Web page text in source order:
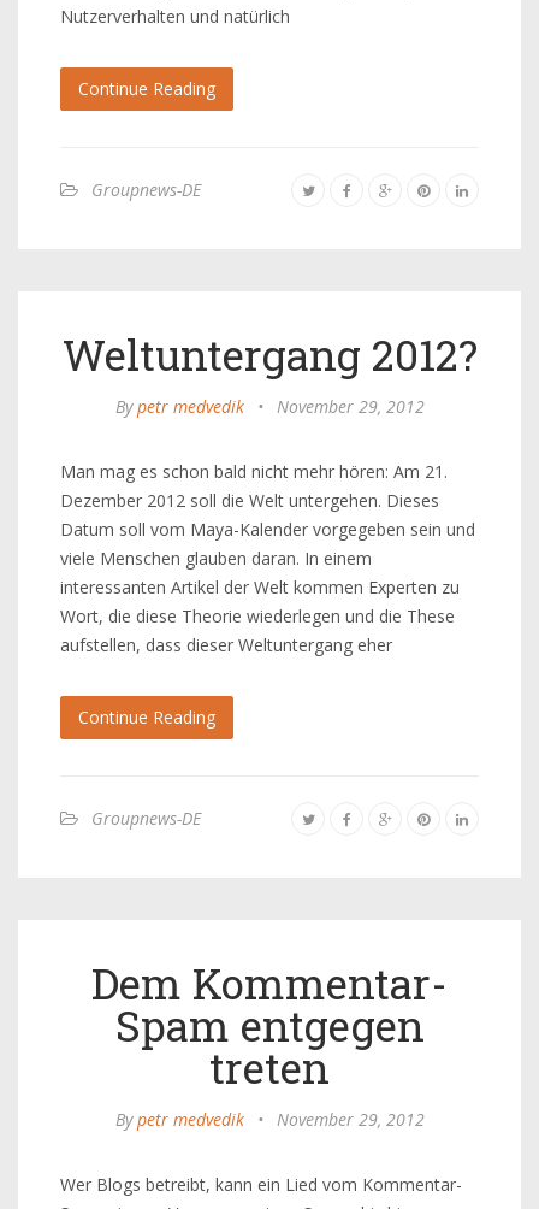
Nutzerverhalten und natürlich
Continue Reading
Groupnews-DE
Weltuntergang 2012?
Bypetr medvedik • November 29, 2012
Man mag es schon bald nicht mehr hören: Am 21.
Dezember 2012 soll die Welt untergehen. Dieses
Datum soll vom Maya-Kalender vorgegeben sein und
viele Menschen glauben daran. In einem
interessanten Artikel der Welt kommen Experten zu
Wort, die diese Theorie wiederlegen und die These
aufstellen, dass dieser Weltuntergang eher
Continue Reading
Groupnews-DE
Dem Kommentar-
Spam entgegen
treten
Bypetr medvedik • November 29, 2012
Wer Blogs betreibt, kann ein Lied vom Kommentar-